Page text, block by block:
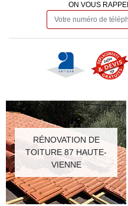
ON VOUS
RÉNOVATION DE
TOITURE 87 HAUTE-
VIENNE